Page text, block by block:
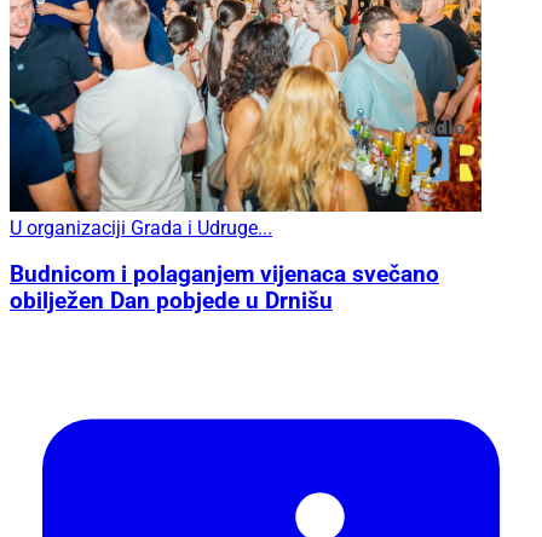
U organizaciji Grada i Udruge...
Budnicom i polaganjem vijenaca svečano
obilježen Dan pobjede u Drnišu